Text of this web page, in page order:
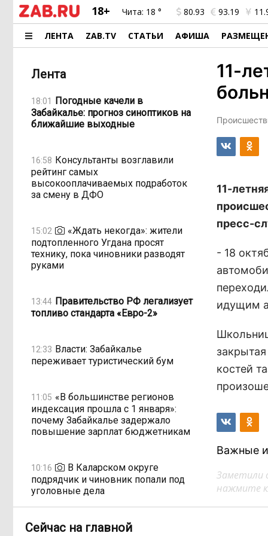
18+ Чита: 18 ° 80.93 93.19
ЛЕНТА ZAB.TV СТАТЬИ АФИША
Лента
18:01 Погодные качели в
Забайкалье: прогноз синоптиков на
ближайшие выходные
16:58 Консультанты возглавили
рейтинг самых
высокооплачиваемых подработок
за смену в ДФО
15:02
«Ждать некогда»: жители
подтопленного Угдана просят
технику, пока чиновники разводят
руками
13:44 Правительство РФ легализует
топливо стандарта «Евро-2»
12:33 Власти: Забайкалье
переживает туристический бум
11:05 «В большинстве регионов
индексация прошла с 1 января»:
почему Забайкалье задержало
повышение зарплат бюджетникам
10:16
В Каларском округе
подрядчик и чиновник попали под
уголовные дела
08:38 598 миллионов улетели в Омск:
11-
11-
пресс-
- 18
идущим
костей
Важные
Заметили
нажмите
Сейчас на главной